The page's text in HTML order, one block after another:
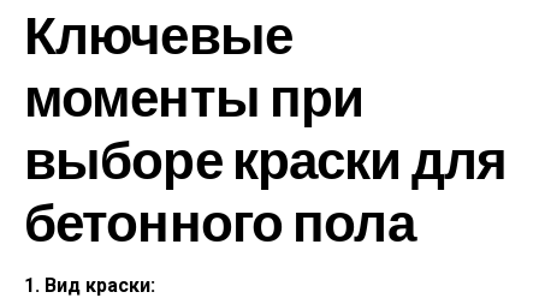
Ключевые
моменты при
выборе краски для
бетонного пола
1. Вид краски: